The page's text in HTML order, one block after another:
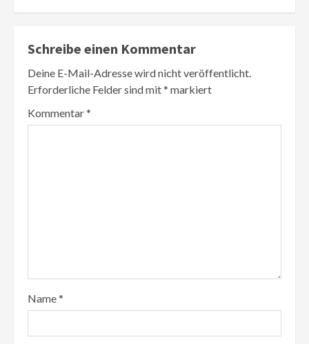
Schreibe einen Kommentar
Deine E-Mail-Adresse wird nicht veröffentlicht.
Erforderliche Felder sind mit* markiert
Kommentar*
Name*